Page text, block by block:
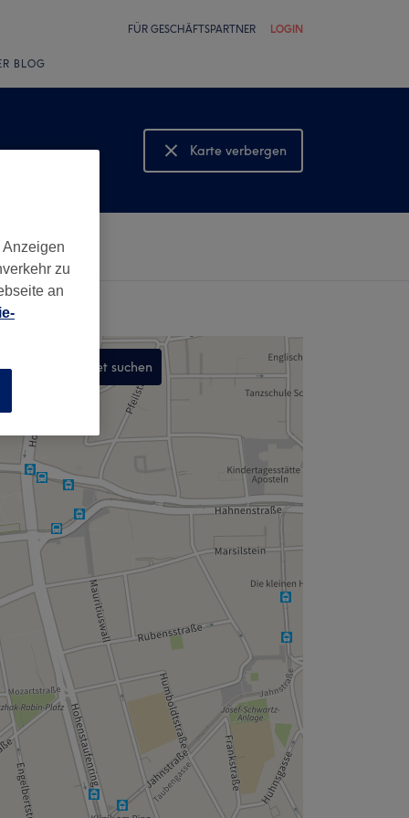
FÜR GESCHÄFTSPARTNER LOGIN
BLOG
Karte verbergen
Karte anzeigen
In diesem Gebiet suchen
zu
an